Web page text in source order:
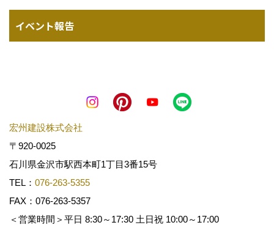
イベント報告
宏州建設株式会社
〒920-0025
石川県金沢市駅西本町1丁目3番15号
TEL： 076-263-5355
FAX：076-263-5357
＜営業時間＞平日 8:30～17:30 土日祝 10:00～17:00